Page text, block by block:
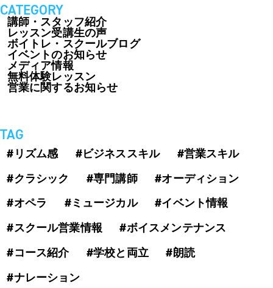
CATEGORY
講師・スタッフ紹介
レッスン受講生の声
ボイトレ・スクールブログ
イベントのお知らせ
メディア情報
無料体験レッスン
営業に関するお知らせ
TAG
#リズム感 #ビジネススキル
#営業スキル
#クラシック
#専門講師
#オーディション
#オペラ
#ミュージカル
#イベント情報
#スクール営業情報
#ボイスメンテナンス
#コース紹介
#学校と両立
#朗読
#ナレーション